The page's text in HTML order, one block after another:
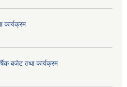
बजेट तथा कार्यक्रम